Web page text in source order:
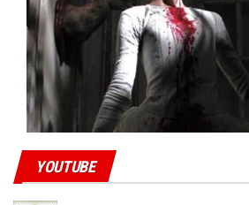
YOUTUBE